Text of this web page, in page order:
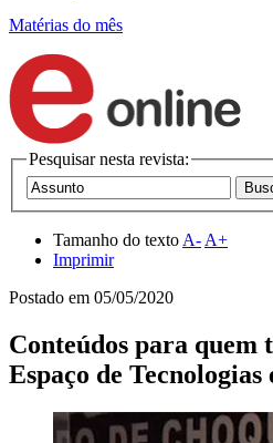
Matérias do mês
Pesquisar nesta revista:
Tamanho do texto A- A+
Imprimir
Postado em 05/05/2020
Conteúdos para quem
Espaço de Tecnologias